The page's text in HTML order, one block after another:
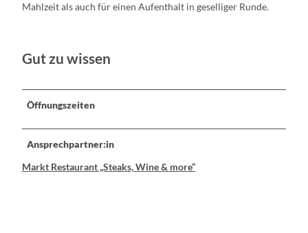
Mahlzeit als auch für einen Aufenthalt in geselliger Runde.
Gut zu wissen
Öffnungszeiten
Ansprechpartner:in
Markt Restaurant „Steaks, Wine & more“